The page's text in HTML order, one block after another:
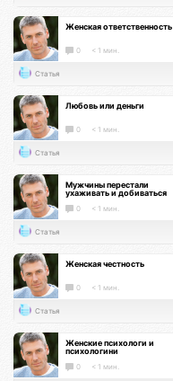
Женская ответственность
0 < 1 мин.
Статья
Любовь или деньги
0 < 1 мин.
Статья
Мужчины перестали
ухаживать и добиваться
0 < 1 мин.
Статья
Женская честность
0 < 1 мин.
Статья
Женские психологи и
психологини
0 < 1 мин.